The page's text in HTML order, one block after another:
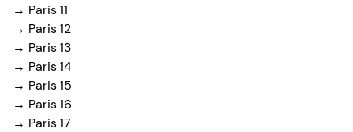
→ Paris 11
→ Paris 12
→ Paris 13
→ Paris 14
→ Paris 15
→ Paris 16
→ Paris 17